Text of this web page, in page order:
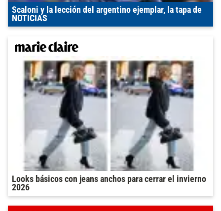
Scaloni y la lección del argentino ejemplar, la tapa de
NOTICIAS
Looks básicos con jeans anchos para cerrar el invierno
2026